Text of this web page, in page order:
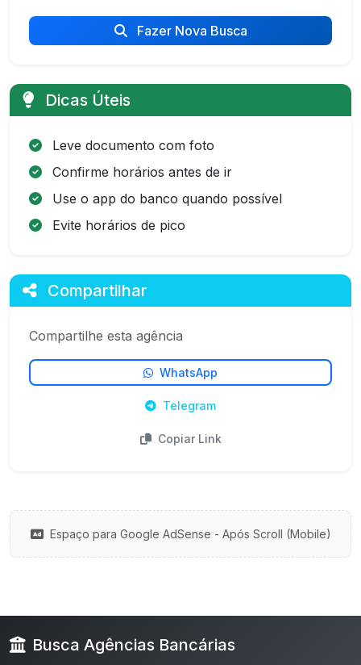
Fazer Nova Busca
Dicas Úteis
Leve documento com foto
Confirme horários antes de ir
Use o app do banco quando possível
Evite horários de pico
Compartilhar
Compartilhe esta agência
WhatsApp
Telegram
Copiar Link
Espaço para Google AdSense - Após Scroll (Mobile)
Busca Agências Bancárias